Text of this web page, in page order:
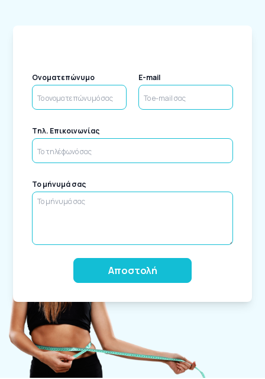
Ονοματεπώνυμο E-mail
Tηλ. Επικοινωνίας
Το μήνυμά σας